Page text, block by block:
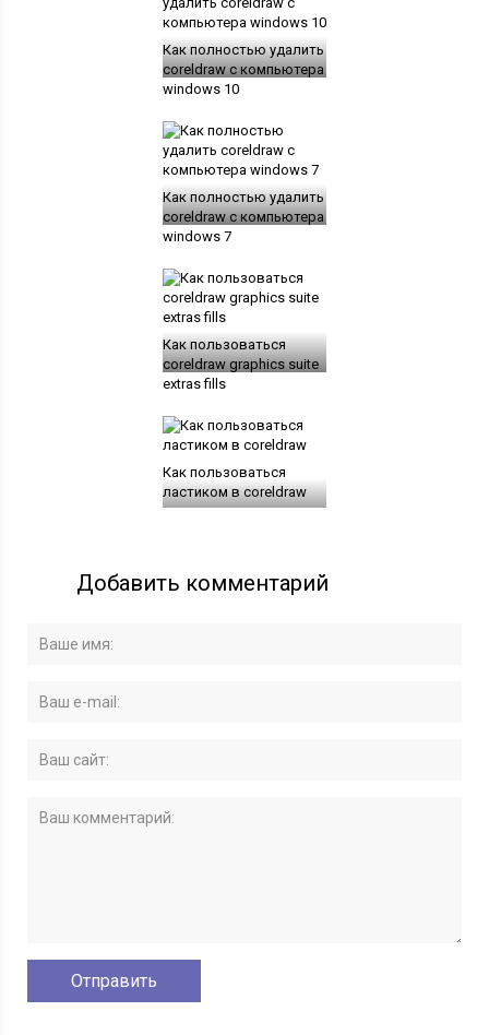
Как полностью удалить
coreldraw с компьютера
windows 10
Как полностью удалить
coreldraw с компьютера
windows 7
Как пользоваться
coreldraw graphics suite
extras fills
Как пользоваться
ластиком в coreldraw
Добавить комментарий